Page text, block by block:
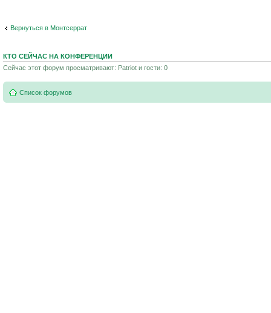
Вернуться в Монтсеррат
КТО СЕЙЧАС НА КОНФЕРЕНЦИИ
Сейчас этот форум просматривают: Patriot и гости: 0
Список форумов